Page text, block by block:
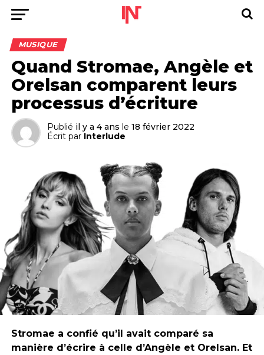
MUSIQUE
Quand Stromae, Angèle et
Orelsan comparent leurs
processus d’écriture
Publié il y a 4 ans le 18 février 2022
Écrit par Interlude
Stromae a confié qu’il avait comparé sa
manière d’écrire à celle d’Angèle et Orelsan. Et